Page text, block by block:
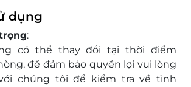
chuẩn 5 sao quốc tế.
27 đường Trần Phú, trên tuyến phố
sầm uất, thuận tiện cho việc di
các khu hành chính, trung tâm
và các điểm tham quan nổi tiếng
Rồng hay biển Sầm Sơn.
dụng
:
có thể thay đổi tại thời điểm
để đảm bảo quyền lợi vui lòng
chúng tôi để kiểm tra về tình